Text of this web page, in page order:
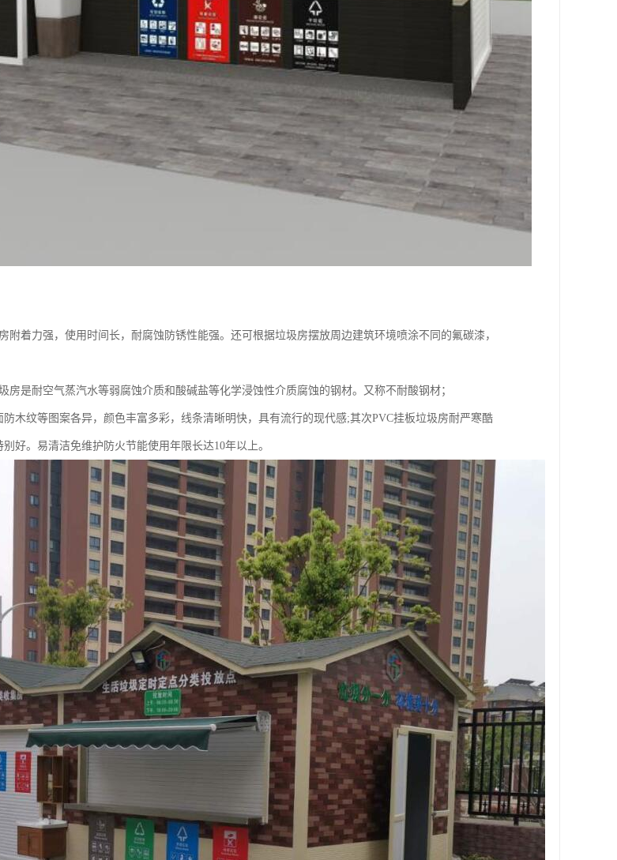
附着力强，使用时间长，耐腐蚀防锈性能强。还可根据垃圾房摆放周边建筑环境喷涂不同的氟碳漆，
房是耐空气蒸汽水等弱腐蚀介质和酸碱盐等化学浸蚀性介质腐蚀的钢材。又称不耐酸钢材；
防木纹等图案各异，颜色丰富多彩，线条清晰明快，具有流行的现代感;其次PVC挂板垃圾房耐严寒酷
好。易清洁免维护防火节能使用年限长达10年以上。